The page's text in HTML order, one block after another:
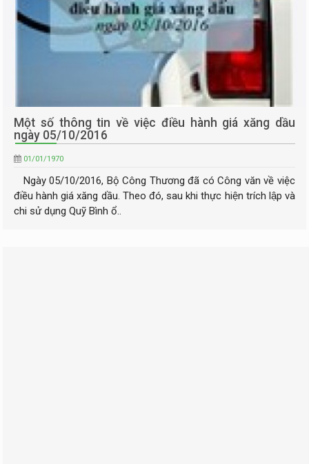
Một số thông tin về việc điều hành giá xăng dầu
ngày 05/10/2016
01/01/1970
Ngày 05/10/2016, Bộ Công Thương đã có Công văn về việc
điều hành giá xăng dầu. Theo đó, sau khi thực hiện trích lập và
chi sử dụng Quỹ Bình ổ..